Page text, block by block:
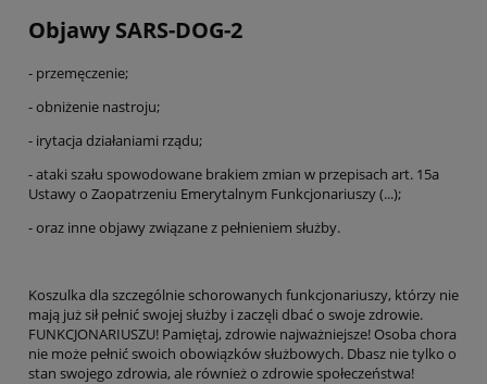
Objawy SARS-DOG-2
- przemęczenie;
- obniżenie nastroju;
- irytacja działaniami rządu;
- ataki szału spowodowane brakiem zmian w przepisach art. 15a
Ustawy o Zaopatrzeniu Emerytalnym Funkcjonariuszy (...);
- oraz inne objawy związane z pełnieniem służby.
Koszulka dla szczególnie schorowanych funkcjonariuszy, którzy nie
mają już sił pełnić swojej służby i zaczęli dbać o swoje zdrowie.
FUNKCJONARIUSZU! Pamiętaj, zdrowie najważniejsze! Osoba chora
nie może pełnić swoich obowiązków służbowych. Dbasz nie tylko o
stan swojego zdrowia, ale również o zdrowie społeczeństwa!